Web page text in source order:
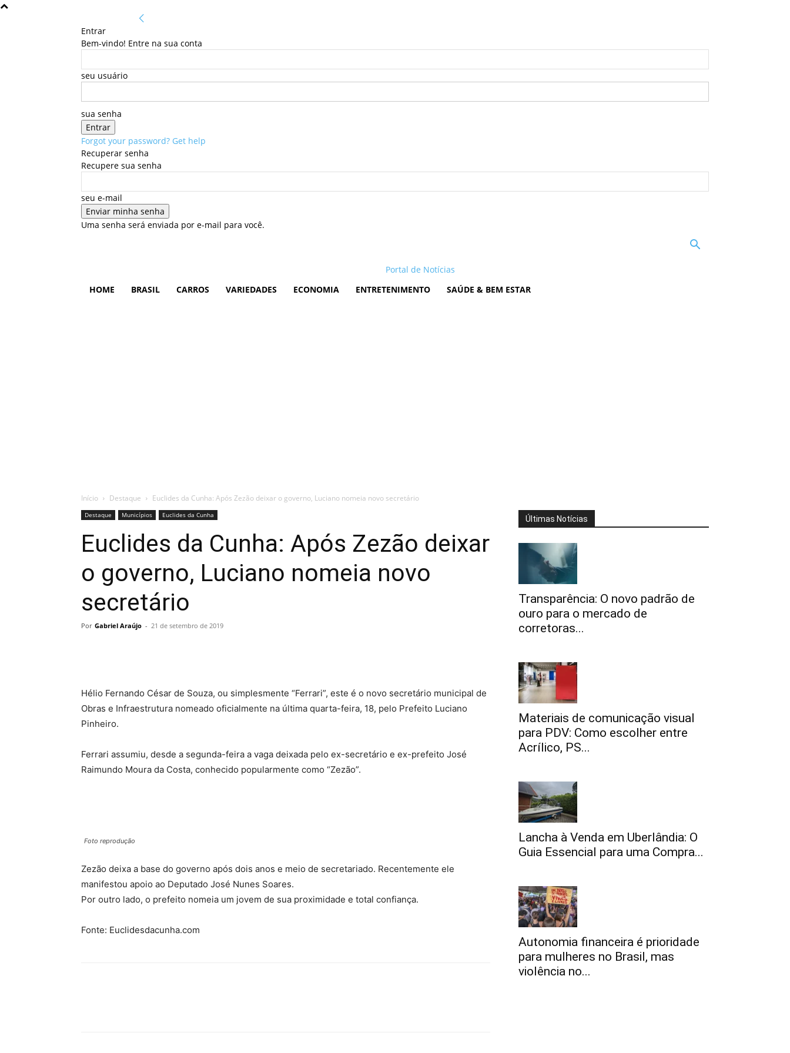
Entrar
Bem-vindo! Entre na sua conta
seu usuário
sua senha
Forgot your password? Get help
Recuperar senha
Recupere sua senha
seu e-mail
Uma senha será enviada por e-mail para você.
Portal de Notícias
HOME
BRASIL CARROS VARIEDADES ECONOMIA ENTRETENIMENTO SAÚDE & BEM ESTAR
Início Destaque Euclides da Cunha: Após Zezão deixar o governo, Luciano nomeia novo secretário
Destaque Municípios Euclides da Cunha
Euclides da Cunha: Após Zezão deixar
o governo, Luciano nomeia novo
secretário
Por Gabriel Araújo - 21 de setembro de 2019
Hélio Fernando César de Souza, ou simplesmente “Ferrari”, este é o novo secretário municipal de
Obras e Infraestrutura nomeado oficialmente na última quarta-feira, 18, pelo Prefeito Luciano
Pinheiro.
Ferrari assumiu, desde a segunda-feira a vaga deixada pelo ex-secretário e ex-prefeito José
Raimundo Moura da Costa, conhecido popularmente como “Zezão”.
Foto reprodução
Zezão deixa a base do governo após dois anos e meio de secretariado. Recentemente ele
manifestou apoio ao Deputado José Nunes Soares.
Por outro lado, o prefeito nomeia um jovem de sua proximidade e total confiança.
Fonte: Euclidesdacunha.com
Últimas Notícias
Transparência: O novo padrão de
ouro para o mercado de
corretoras...
Materiais de comunicação visual
para PDV: Como escolher entre
Acrílico, PS...
Lancha à Venda em Uberlândia: O
Guia Essencial para uma Compra...
Autonomia financeira é prioridade
para mulheres no Brasil, mas
violência no...